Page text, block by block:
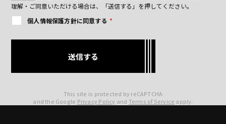
理解・ご同意いただける場合は、「送信する」を押してください。
個人情報保護方針に同意する *
This site is protected by reCAPTCHA
and the Google Privacy Policy and Terms of Service apply.